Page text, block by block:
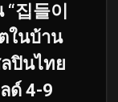
집들이
ในบ้าน
ปินไทย
ด์ 4-9